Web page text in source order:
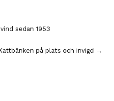
sedan 1953
på plats och invigd →